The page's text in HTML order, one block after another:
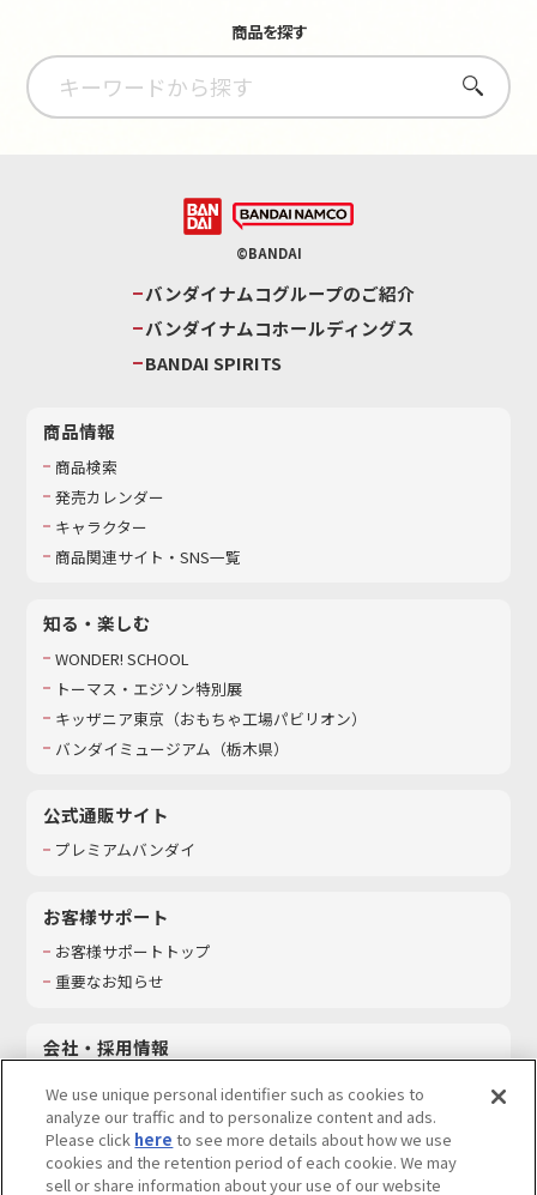
商品を探す
さがす
©BANDAI
バンダイナムコグループのご紹介
バンダイナムコホールディングス
BANDAI SPIRITS
商品情報
商品検索
発売カレンダー
キャラクター
商品関連サイト・SNS一覧
知る・楽しむ
WONDER! SCHOOL
トーマス・エジソン特別展
キッザニア東京（おもちゃ工場パビリオン）​
バンダイミュージアム（栃木県）
公式通販サイト
プレミアムバンダイ
お客様サポート
お客様サポートトップ
重要なお知らせ
会社・採用情報
採用情報
サステナビリティ
お問い合わせ
We use unique personal identifier such as cookies to
analyze our traffic and to personalize content and ads.
Please click here to see more details about how we use
cookies and the retention period of each cookie. We may
sell or share information about your use of our website